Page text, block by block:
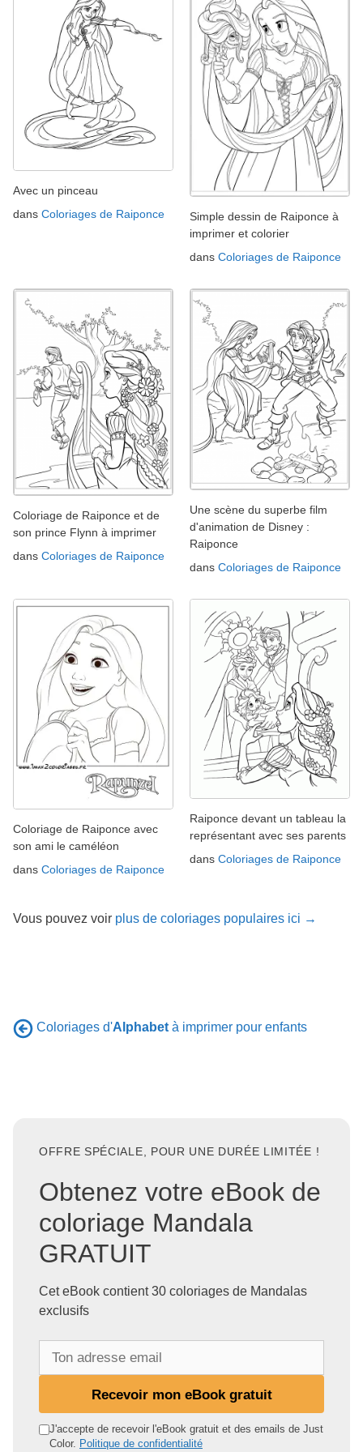
Avec un pinceau
dans Coloriages de Raiponce
Simple dessin de Raiponce à
imprimer et colorier
dans Coloriages de Raiponce
Coloriage de Raiponce et de
son prince Flynn à imprimer
dans Coloriages de Raiponce
Une scène du superbe film
d'animation de Disney :
Raiponce
dans Coloriages de Raiponce
Coloriage de Raiponce avec
son ami le caméléon
dans Coloriages de Raiponce
Raiponce devant un tableau la
représentant avec ses parents
dans Coloriages de Raiponce
Vous pouvez voir plus de coloriages populaires ici →
Coloriages d'Alphabet à imprimer pour enfants
OFFRE SPÉCIALE, POUR UNE DURÉE LIMITÉE !
Obtenez votre eBook de
coloriage Mandala
GRATUIT
Cet eBook contient 30 coloriages de Mandalas
exclusifs
d
Recevoir mon eBook gratuit
J'accepte de recevoir l'eBook gratuit et des emails de Just
Color. Politique de confidentialité